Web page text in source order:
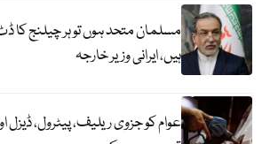
مسلمان متحد ہوں تو ہر چیلنج کا
ہیں، ایرانی وزیر خارجہ
عوام کو جزوی ریلیف، پیٹرول،